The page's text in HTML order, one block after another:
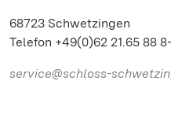
68723 Schwetzingen
Telefon +49(0)62 21.65 88
service@schloss-